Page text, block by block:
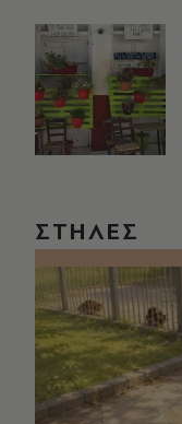
ΣΤΗΛΕΣ